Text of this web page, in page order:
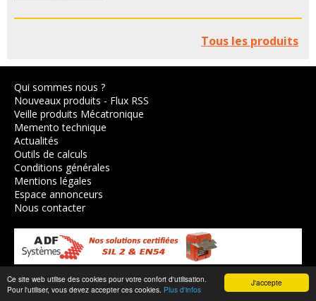
J'accepte
Ce site web utilise des cookies pour votre confort d'utilisation.
Pour l'utiliser, vous devez accepter ces cookies. Plus d'infos
Tous les produits
Qui sommes nous ?
Nouveaux produits - Flux RSS
Veille produits Mécatronique
Memento technique
Actualités
Outils de calculs
Conditions générales
Mentions légales
Espace annonceurs
Nous contacter
© 2003-2026,Axes Industries.